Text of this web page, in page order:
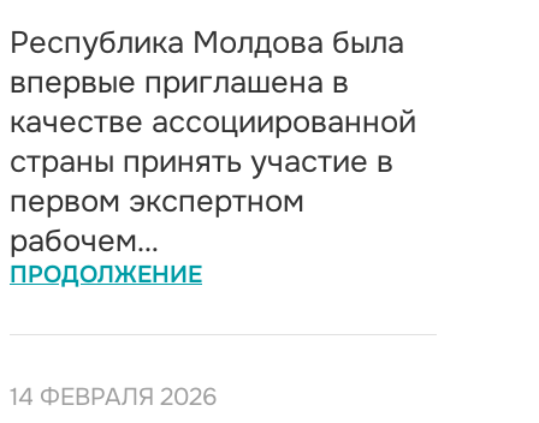
Республика Молдова была
впервые приглашена в
качестве ассоциированной
страны принять участие в
первом экспертном
рабочем…
ПРОДОЛЖЕНИЕ
14 ФЕВРАЛЯ 2026